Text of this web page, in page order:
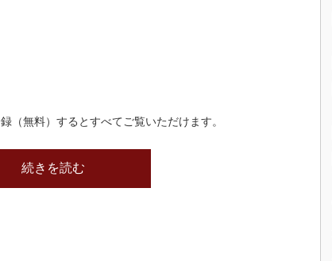
（無料）するとすべてご覧いただけます。
続きを読む